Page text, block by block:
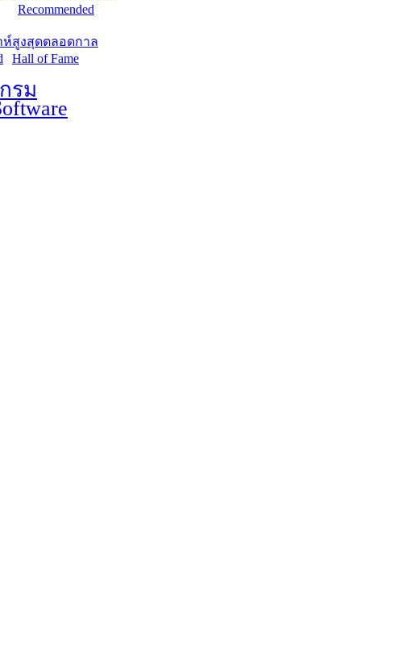
Recommended
ห์สูงสุดตลอดกาล
Hall of Fame
รม